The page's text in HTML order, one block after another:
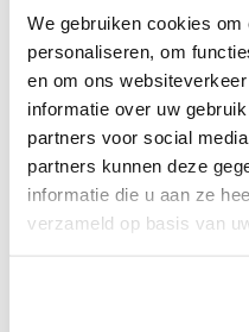
We gebruiken cookies
personaliseren, om
en om ons
informatie over uw
partners voor social
partners kunnen deze
informatie die u aan ze
verzameld op basis van
Shooters: A converted
wharf, it’s a bar with
Nambawan Café:
Rossi and Ivan has
to sit and chat over
and enjoy the harbour
women’s markets is